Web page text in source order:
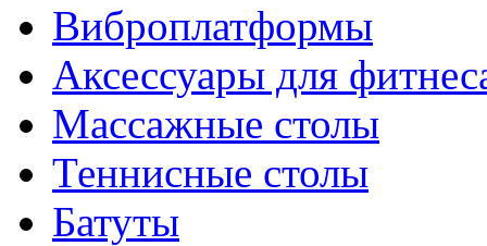
Виброплатформы
Аксессуары для
Массажные столы
Теннисные столы
Батуты